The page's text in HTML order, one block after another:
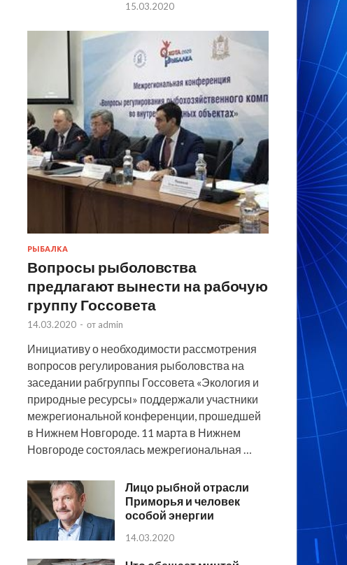
15.03.2020
РЫБАЛКА
Вопросы рыболовства
предлагают вынести на рабочую
группу Госсовета
14.03.2020 - от admin
Инициативу о необходимости рассмотрения
вопросов регулирования рыболовства на
заседании рабгруппы Госсовета «Экология и
природные ресурсы» поддержали участники
межрегиональной конференции, прошедшей
в Нижнем Новгороде. 11 марта в Нижнем
Новгороде состоялась межрегиональная …
Лицо рыбной отрасли
Приморья и человек
особой энергии
14.03.2020